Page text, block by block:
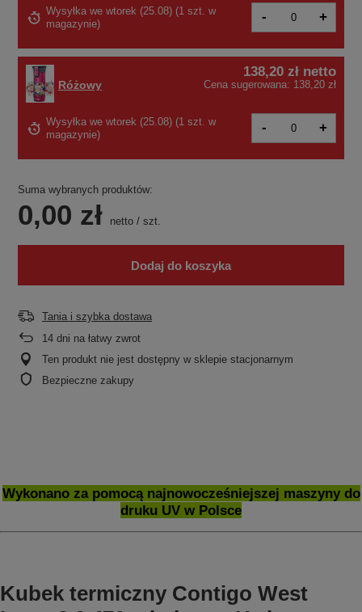
Wysyłka we wtorek (25.08) (1 szt. w
magazynie)
- +
Różowy
138,20 zł netto
Cena sugerowana: 138,20 zł
Wysyłka we wtorek (25.08) (1 szt. w
magazynie)
- +
Suma wybranych produktów:
0,00 zł netto / szt.
Dodaj do koszyka
Tania i szybka dostawa
14 dni na łatwy zwrot
Ten produkt nie jest dostępny w sklepie stacjonarnym
Bezpieczne zakupy
Wykonano za pomocą najnowocześniejszej maszyny do
druku UV w Polsce
Kubek termiczny Contigo West